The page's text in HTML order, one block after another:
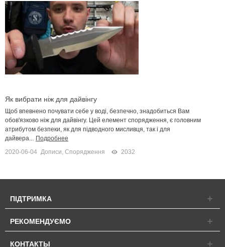
Як вибрати ніж для дайвінгу
Щоб впевнено почувати себе у воді, безпечно, знадобиться Вам
обов'язково ніж для дайвінгу. Цей елемент спорядження, є головним
атрибутом безпеки, як для підводного мисливця, так і для
дайвера... Подробнее
2020-06-04 Дописи, Спорядження 2032
ПІДТРИМКА
РЕКОМЕНДУЄМО
КОНТАКТЫ